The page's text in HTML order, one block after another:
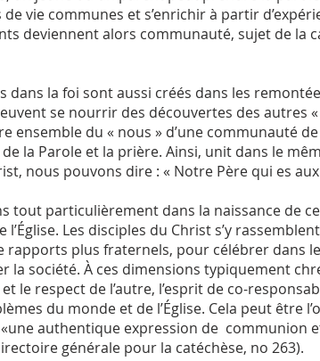
vie communes et s’enrichir à partir
deviennent alors communauté, sujet de la
dans la foi sont aussi créés dans les
se nourrir des découvertes des autres
ensemble du « nous » d’une communauté
de la Parole et la prière. Ainsi, unit dans le
nous pouvons dire : « Notre Père qui es
tout particulièrement dans la naissance de
l’Église. Les disciples du Christ s’y
rapports plus fraternels, pour célébrer dans
la société. À ces dimensions typiquement
le respect de l’autre, l’esprit de co-
du monde et de l’Église. Cela peut être
authentique expression de communion
générale pour la catéchèse, no 263).